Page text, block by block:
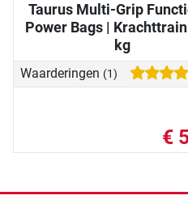
Taurus Multi-Grip
Power Bags |
kg
Waarderingen (1)
€